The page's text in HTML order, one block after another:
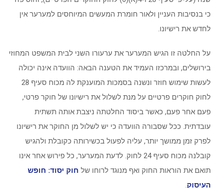
כי בנסיבות העניין ולאור חומרת המעשים המיוחסים למערער אין
לחדש את רישיונו.
על החלטה זו הגיש המערער את ערעורו השני לבית המשפט המחוזי
בירושלים, ובמרכזו העמיד את הטענה הבאה: הוועדה אינה יכולה
לעשות שימוש חוזר ונשנה בסמכות המוענקת לה מכוח סעיף 28
לחוק חוקרים פרטיים על מנת לשלול את רישיונו של חוקר פרטי,
פעם אחר פעם, כאשר ביסוד החלטתה ניצבת אותה תשתית
עובדתית. ככל שסבורה הוועדה כי יש לשלול מן החוקר את רישיונו
לפרק זמן ממושך יותר, עליה לפעול בכשירותה כקובלת ולהגיש
קובלנה מכוח סעיף 24 לחוק. לדעת המערער, כל פירוש אחר אינו
תואם את הוראות החוק ואף מנוגד לרוחו של חוק יסוד: חופש
העיסוק.